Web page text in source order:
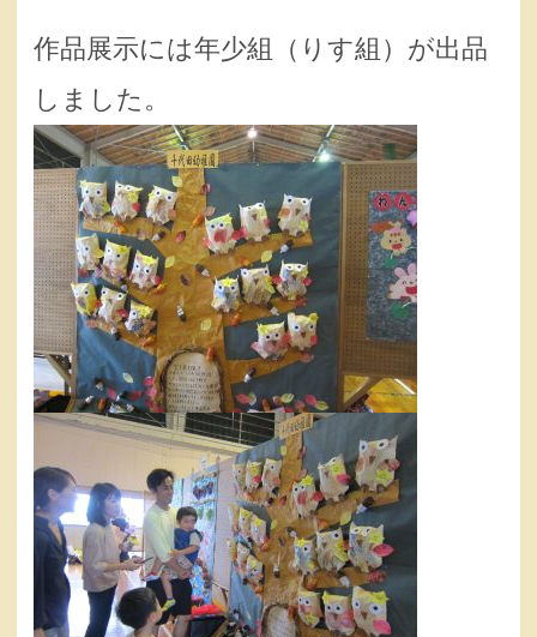
作品展示には年少組（りす組）が出品
しました。